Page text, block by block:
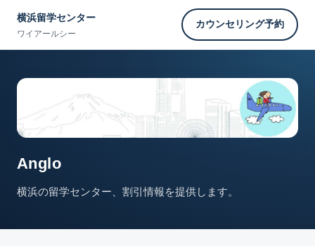
横浜留学センター
ワイアールシー
カウンセリング予約
Anglo
横浜の留学センター、割引情報を提供します。